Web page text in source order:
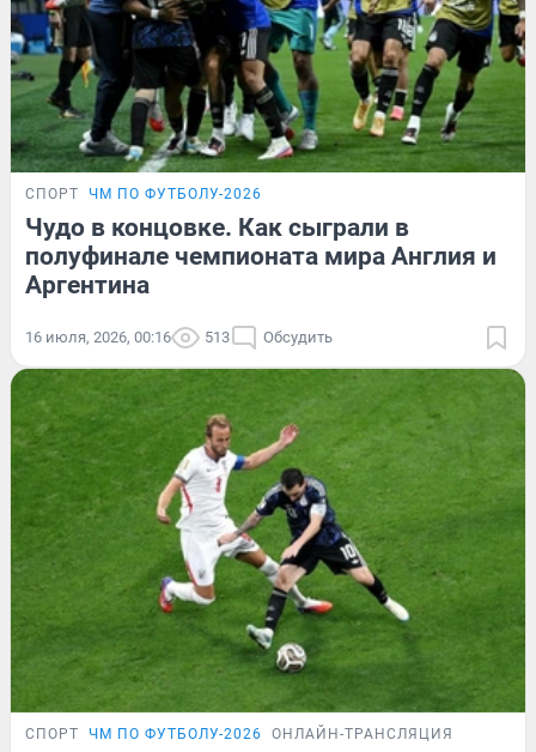
СПОРТ ЧМ ПО ФУТБОЛУ-2026
Чудо в концовке. Как сыграли в
полуфинале чемпионата мира Англия и
Аргентина
16 июля, 2026, 00:16 513 Обсудить
СПОРТ ЧМ ПО ФУТБОЛУ-2026 ОНЛАЙН-ТРАНСЛЯЦИЯ